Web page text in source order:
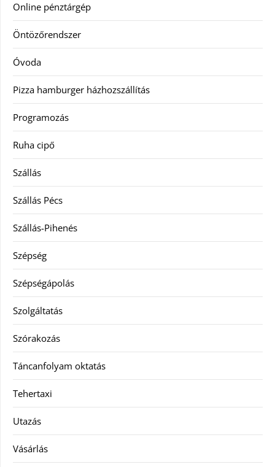
Online pénztárgép
Öntözőrendszer
Óvoda
Pizza hamburger házhozszállítás
Programozás
Ruha cipő
Szállás
Szállás Pécs
Szállás-Pihenés
Szépség
Szépségápolás
Szolgáltatás
Szórakozás
Táncanfolyam oktatás
Tehertaxi
Utazás
Vásárlás